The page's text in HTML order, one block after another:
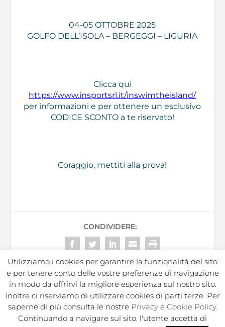
04-05 OTTOBRE 2025
GOLFO DELL’ISOLA – BERGEGGI – LIGURIA
Clicca qui
https://www.insportsrl.it/inswimtheisland/
per informazioni e per ottenere un esclusivo
CODICE SCONTO a te riservato!
Coraggio, mettiti alla prova!
CONDIVIDERE:
In Sport s.r.l. Societa Sportiva Dilettantistica | C.F./P.I.
02050250964 |
| Privacy Contatti
| | Regolamento | |
Utilizziamo i cookies per garantire la funzionalità del sito
e per tenere conto delle vostre preferenze di navigazione
in modo da offrirvi la migliore esperienza sul nostro sito.
Inoltre ci riserviamo di utilizzare cookies di parti terze. Per
saperne di più consulta le nostre Privacye Cookie Policy.
Continuando a navigare sul sito, l'utente accetta di